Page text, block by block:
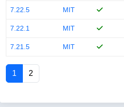
7.22.5 MIT
7.22.1 MIT
7.21.5 MIT
1 2